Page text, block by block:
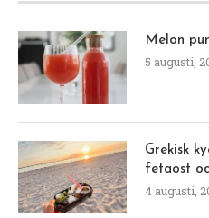
Melon
5 augusti,
Grekisk
fetaost
4 augusti,